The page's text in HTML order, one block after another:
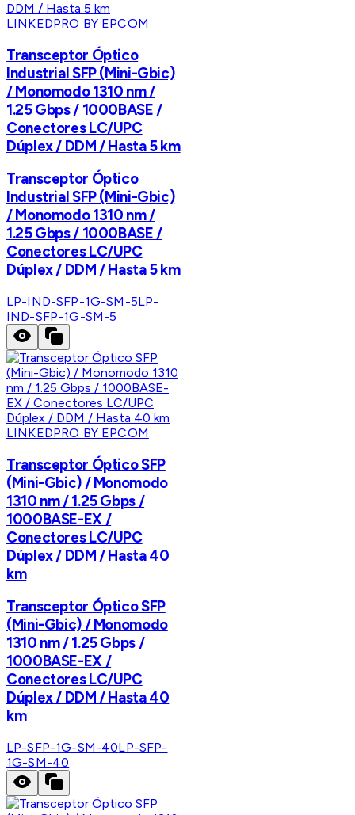
LINKEDPRO BY EPCOM
Transceptor Óptico
Industrial SFP (Mini-Gbic)
/ Monomodo 1310 nm /
1.25 Gbps / 1000BASE /
Conectores LC/UPC
Dúplex / DDM / Hasta 5 km
Transceptor Óptico
Industrial SFP (Mini-Gbic)
/ Monomodo 1310 nm /
1.25 Gbps / 1000BASE /
Conectores LC/UPC
Dúplex / DDM / Hasta 5 km
LP-IND-SFP-1G-SM-5LP-
IND-SFP-1G-SM-5
LINKEDPRO BY EPCOM
Transceptor Óptico SFP
(Mini-Gbic) / Monomodo
1310 nm / 1.25 Gbps /
1000BASE-EX /
Conectores LC/UPC
Dúplex / DDM / Hasta 40
km
Transceptor Óptico SFP
(Mini-Gbic) / Monomodo
1310 nm / 1.25 Gbps /
1000BASE-EX /
Conectores LC/UPC
Dúplex / DDM / Hasta 40
km
LP-SFP-1G-SM-40LP-SFP-
1G-SM-40